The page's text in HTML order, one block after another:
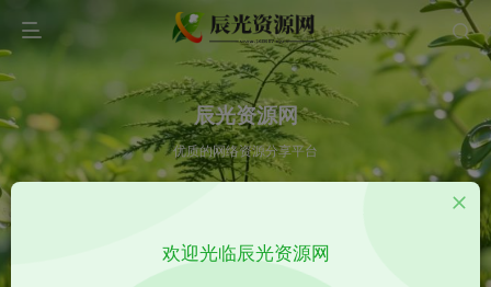
辰光资源网
优质的网络资源分享平台
欢迎光临辰光资源网